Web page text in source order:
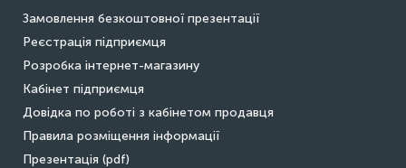
Замовлення безкоштовної презентації
Реєстрація підприємця
Розробка інтернет-магазину
Кабінет підприємця
Довідка по роботі з кабінетом продавця
Правила розміщення інформації
Презентація (pdf)